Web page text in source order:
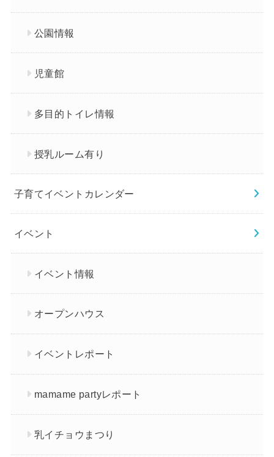
公園情報
児童館
多目的トイレ情報
授乳ルーム有り
子育てイベントカレンダー
イベント
イベント情報
オープンハウス
イベントレポート
mamame partyレポート
乳イチョウまつり